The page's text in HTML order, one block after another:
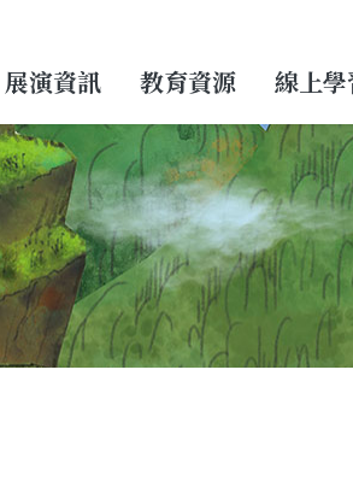
展演資訊 教育資源 線上